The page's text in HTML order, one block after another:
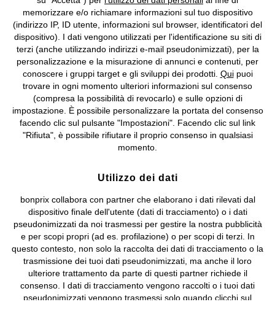
Informazioni legali Diritto di recesso
© 2026 bonprix.Tutti i diritti riservati.
bonprix S.r.l. con socio unico, sede legale: via Adua 33 - 13855
Valdengo (BI) C.F. 01510910027 - P.I. 01939830020, Reg. Imprese di
Biella n. 01510910027, R.E.A. BI - 171345, N. Reg. Pile:
IT09060P00000858, N. Reg. AEE: IT08020000002105 Capitale
Sociale: euro 1.000.000 i.v, Società soggetta all'attività di direzione
e coordinamento di bonprix Beteiligungs -Verwaltungsgesellschaft
mbH.
memorizzare e/o richiamare informazioni sul tuo dispositivo
(indirizzo IP, ID utente, informazioni sul browser, identificatori del
dispositivo). I dati vengono utilizzati per l'identificazione su siti di
terzi (anche utilizzando indirizzi e-mail pseudonimizzati), per la
personalizzazione e la misurazione di annunci e contenuti, per
conoscere i gruppi target e gli sviluppi dei prodotti. Quipuoi
trovare in ogni momento ulteriori informazioni sul consenso
(compresa la possibilità di revocarlo) e sulle opzioni di
impostazione. È possibile personalizzare la portata del consenso
facendo clic sul pulsante "Impostazioni". Facendo clic sul link
"Rifiuta", è possibile rifiutare il proprio consenso in qualsiasi
momento.
Utilizzo dei dati
bonprix collabora con partner che elaborano i dati rilevati dal
dispositivo finale dell'utente (dati di tracciamento) o i dati
pseudonimizzati da noi trasmessi per gestire la nostra pubblicità
e per scopi propri (ad es. profilazione) o per scopi di terzi. In
questo contesto, non solo la raccolta dei dati di tracciamento o la
trasmissione dei tuoi dati pseudonimizzati, ma anche il loro
ulteriore trattamento da parte di questi partner richiede il
consenso. I dati di tracciamento vengono raccolti o i tuoi dati
pseudonimizzati vengono trasmessi solo quando clicchi sul